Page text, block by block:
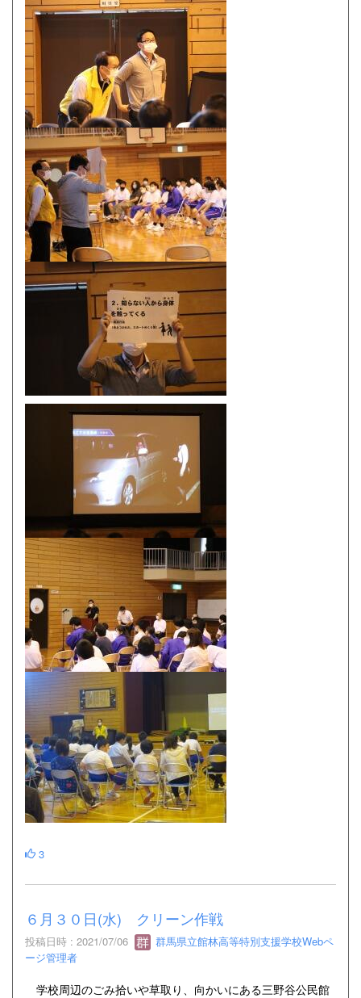
3
６月３０日(水) クリーン作戦
投稿日時 : 2021/07/06
群馬県立館林高等特別支援学校Webペ
ージ管理者
学校周辺のごみ拾いや草取り、向かいにある三野谷公民館